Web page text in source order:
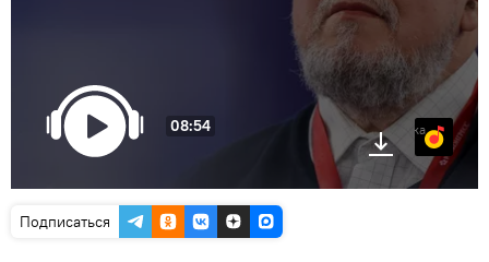
08:54 Яндекс.Музыка
Подписаться